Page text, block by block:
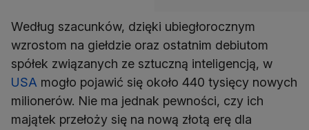
Według szacunków, dzięki ubiegłorocznym
wzrostom na giełdzie oraz ostatnim debiutom
spółek związanych ze sztuczną inteligencją, w
USA mogło pojawić się około 440 tysięcy nowych
milionerów. Nie ma jednak pewności, czy ich
majątek przełoży się na nową złotą erę dla